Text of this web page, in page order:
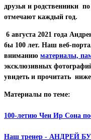
друзья и родственники
отмечают каждый год.
6 августа 2021 года
бы 100 лет. Наш веб-
вниманию материалы,
эксклюзивных
увидеть и прочитать
Материалы по теме:
100-летию Чен Ир Сона
Наш тренер - АНДРЕЙ